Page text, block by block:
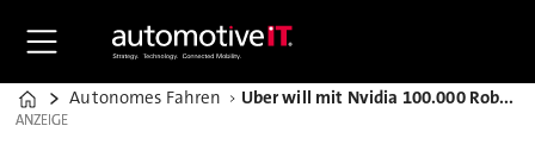
Home
Autonomes Fahren Uber will mit Nvidia 100.000 Robotaxis auf die Straße bringen
ANZEIGE
ANZEIGE